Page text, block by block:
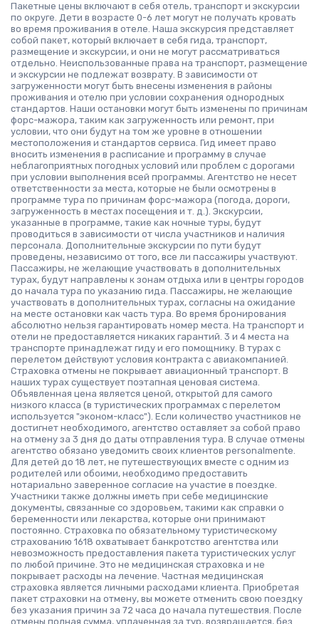
Пакетные цены включают в себя отель, транспорт и экскурсии
по округе. Дети в возрасте 0-6 лет могут не получать кровать
во время проживания в отеле. Наша экскурсия представляет
собой пакет, который включает в себя гида, транспорт,
размещение и экскурсии, и они не могут рассматриваться
отдельно. Неиспользованные права на транспорт, размещение
и экскурсии не подлежат возврату. В зависимости от
загруженности могут быть внесены изменения в районы
проживания и отелю при условии сохранения однородных
стандартов. Наши остановки могут быть изменены по причинам
форс-мажора, таким как загруженность или ремонт, при
условии, что они будут на том же уровне в отношении
местоположения и стандартов сервиса. Гид имеет право
вносить изменения в расписание и программу в случае
неблагоприятных погодных условий или проблем с дорогами
при условии выполнения всей программы. Агентство не несет
ответственности за места, которые не были осмотрены в
программе тура по причинам форс-мажора (погода, дороги,
загруженность в местах посещения и т. д.). Экскурсии,
указанные в программе, такие как ночные туры, будут
проводиться в зависимости от числа участников и наличия
персонала. Дополнительные экскурсии по пути будут
проведены, независимо от того, все ли пассажиры участвуют.
Пассажиры, не желающие участвовать в дополнительных
турах, будут направлены к зонам отдыха или в центры городов
до начала тура по указанию гида. Пассажиры, не желающие
участвовать в дополнительных турах, согласны на ожидание
на месте остановки как часть тура. Во время бронирования
абсолютно нельзя гарантировать номер места. На транспорт и
отели не предоставляется никаких гарантий. 3 и 4 места на
транспорте принадлежат гиду и его помощнику. В турах с
перелетом действуют условия контракта с авиакомпанией.
Страховка отмены не покрывает авиационный транспорт. В
наших турах существует поэтапная ценовая система.
Объявленная цена является ценой, открытой для самого
низкого класса (в туристических программах с перелетом
используется "эконом-класс"). Если количество участников не
достигнет необходимого, агентство оставляет за собой право
на отмену за 3 дня до даты отправления тура. В случае отмены
агентство обязано уведомить своих клиентов personalmente.
Для детей до 18 лет, не путешествующих вместе с одним из
родителей или обоими, необходимо предоставить
нотариально заверенное согласие на участие в поездке.
Участники также должны иметь при себе медицинские
документы, связанные со здоровьем, такими как справки о
беременности или лекарства, которые они принимают
постоянно. Страховка по обязательному туристическому
страхованию 1618 охватывает банкротство агентства или
невозможность предоставления пакета туристических услуг
по любой причине. Это не медицинская страховка и не
покрывает расходы на лечение. Частная медицинская
страховка является личными расходами клиента. Приобретая
пакет страховки на отмену, вы можете отменить свою поездку
без указания причин за 72 часа до начала путешествия. После
отмены полная сумма, уплаченная за тур, возвращается, без